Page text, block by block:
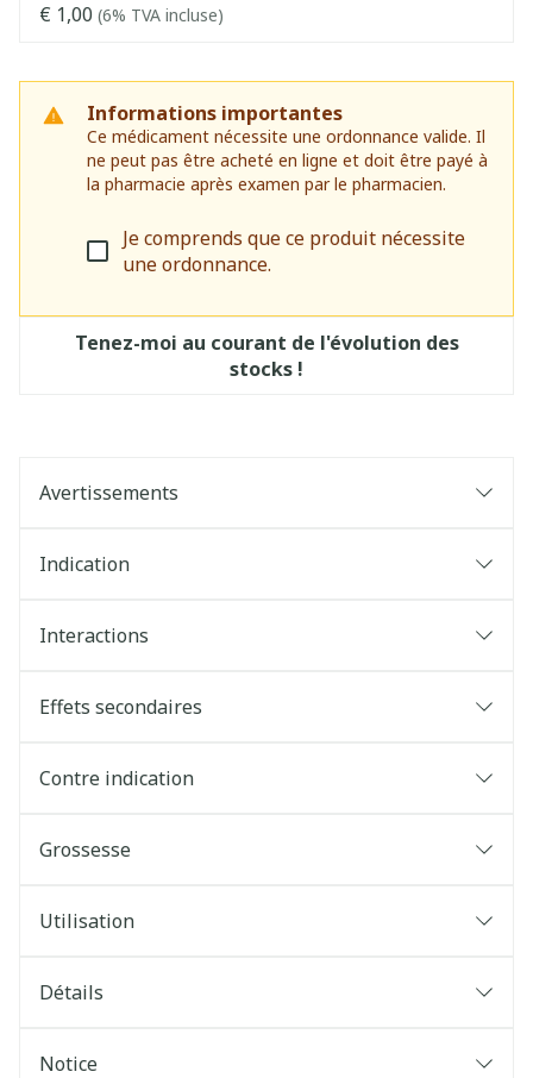
€ 1,00 (6% TVA incluse)
Informations importantes
Ce médicament nécessite une ordonnance valide. Il
ne peut pas être acheté en ligne et doit être payé à
la pharmacie après examen par le pharmacien.
Je comprends que ce produit nécessite
une ordonnance.
Tenez-moi au courant de l'évolution des
stocks !
Avertissements
Indication
Interactions
Effets secondaires
Contre indication
Grossesse
Utilisation
Détails
Notice